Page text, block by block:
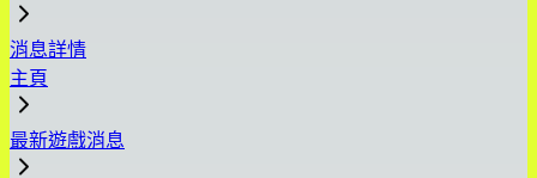
消息詳情
主頁
最新遊戲消息